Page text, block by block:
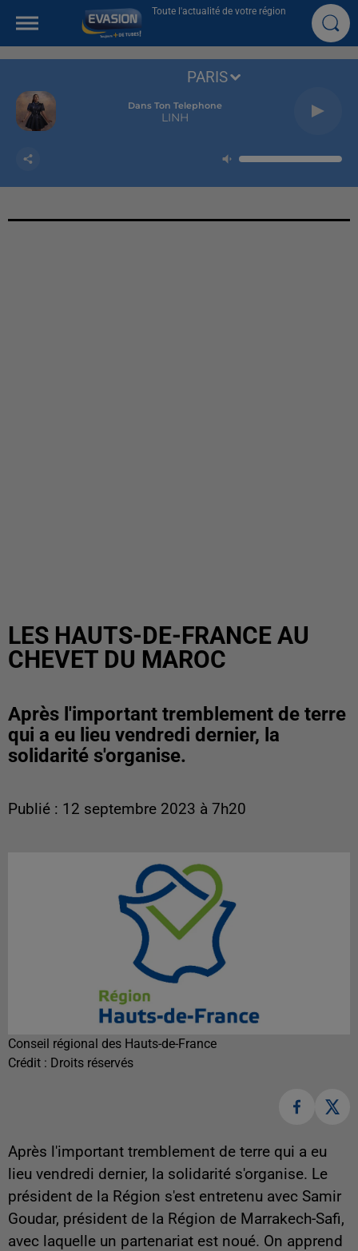
Toute l'actualité de votre région
Dans Ton Telephone
LINH
PARIS
LES HAUTS-DE-FRANCE AU
CHEVET DU MAROC
Après l'important tremblement de terre
qui a eu lieu vendredi dernier, la
solidarité s'organise.
Publié : 12 septembre 2023 à 7h20
Conseil régional des Hauts-de-France
Crédit : Droits réservés
Après l'important tremblement de terre qui a eu
lieu vendredi dernier, la solidarité s'organise. Le
président de la Région s'est entretenu avec Samir
Goudar, président de la Région de Marrakech-Safi,
avec laquelle un partenariat est noué. On apprend